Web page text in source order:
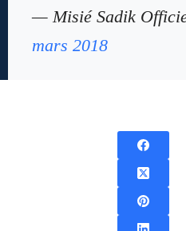
— Misié Sadik
mars 2018